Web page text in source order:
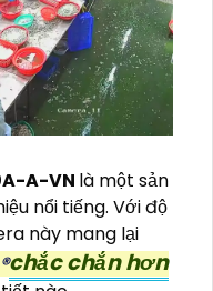
A-VN là một sản
nổi tiếng. Với độ
này mang lại
®️chắc chắn hơn